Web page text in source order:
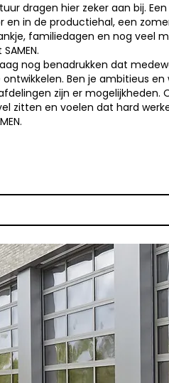
dragen hier zeker aan bij. Een
in de productiehal, een
familiedagen en nog veel
nog benadrukken dat
Ben je ambitieus en
zijn er mogelijkheden.
zitten en voelen dat hard